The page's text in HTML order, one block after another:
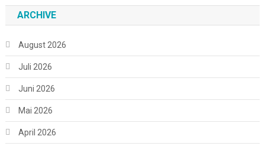
ARCHIVE
August 2026
Juli 2026
Juni 2026
Mai 2026
April 2026